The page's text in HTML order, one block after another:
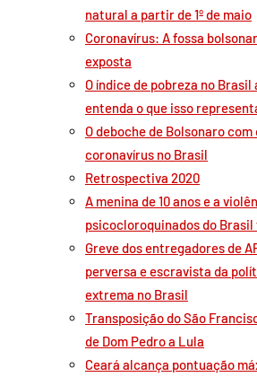
natural a partir de 1º de maio
Coronavírus: A fossa
exposta
O índice de pobreza no Brasil
entenda o que isso
O deboche de Bolsonaro
coronavírus no Brasil
Retrospectiva 2020
A menina de 10 anos e a
psicocloroquinados do
Greve dos entregadores de
perversa e escravista da
extrema no Brasil
Transposição do São
de Dom Pedro a Lula
Ceará alcança pontuação